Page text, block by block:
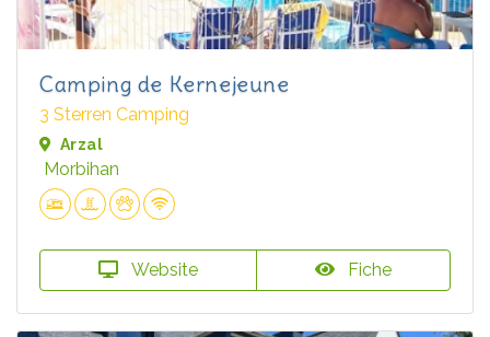
Camping de Kernejeune
3 Sterren Camping
Arzal
Morbihan
Website Fiche